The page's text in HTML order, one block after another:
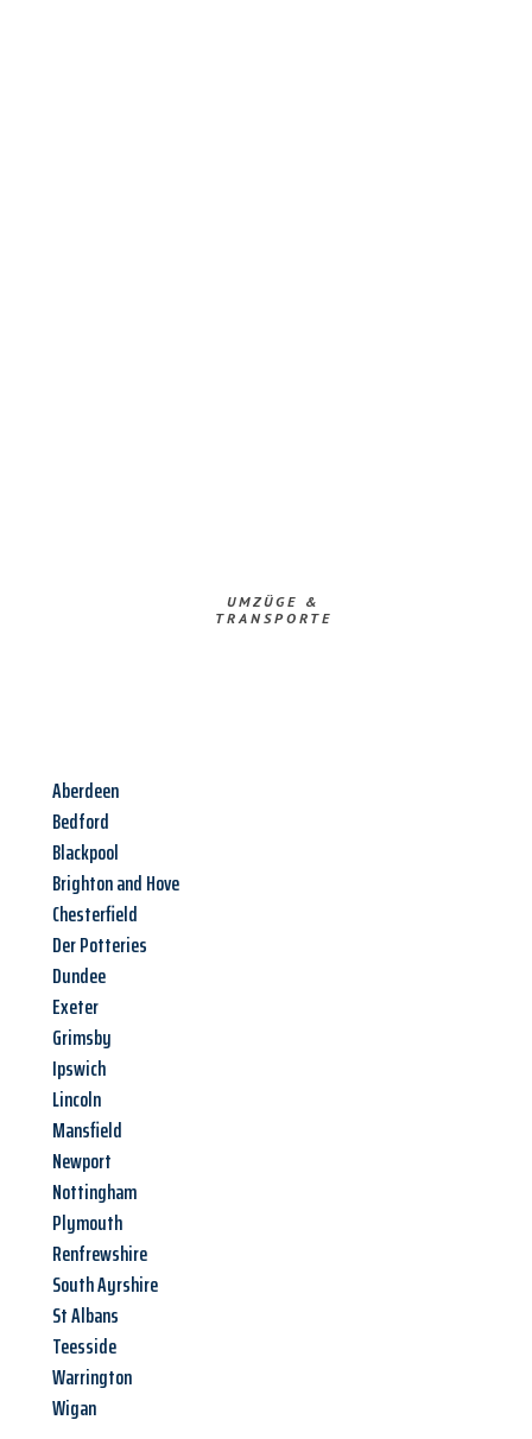
UMZÜGE &
TRANSPORTE
Aberdeen
Bedford
Blackpool
Brighton and Hove
Chesterfield
Der Potteries
Dundee
Exeter
Grimsby
Ipswich
Lincoln
Mansfield
Newport
Nottingham
Plymouth
Renfrewshire
South Ayrshire
St Albans
Teesside
Warrington
Wigan